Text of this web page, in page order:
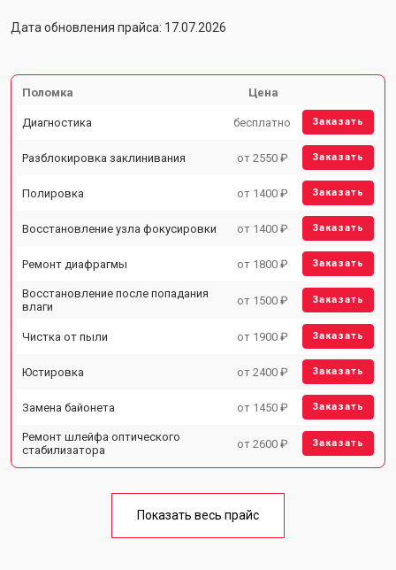
Дата обновления прайса: 17.07.2026
Поломка Цена
Диагностика бесплатно Заказать
Разблокировка заклинивания от 2550 ₽ Заказать
Полировка от 1400 ₽ Заказать
Восстановление узла фокусировки от 1400 ₽ Заказать
Ремонт диафрагмы от 1800 ₽ Заказать
Восстановление после попадания
влаги
от 1500 ₽ Заказать
Чистка от пыли от 1900 ₽ Заказать
Юстировка от 2400 ₽ Заказать
Замена байонета от 1450 ₽ Заказать
Ремонт шлейфа оптического
стабилизатора
от 2600 ₽ Заказать
Показать весь прайс